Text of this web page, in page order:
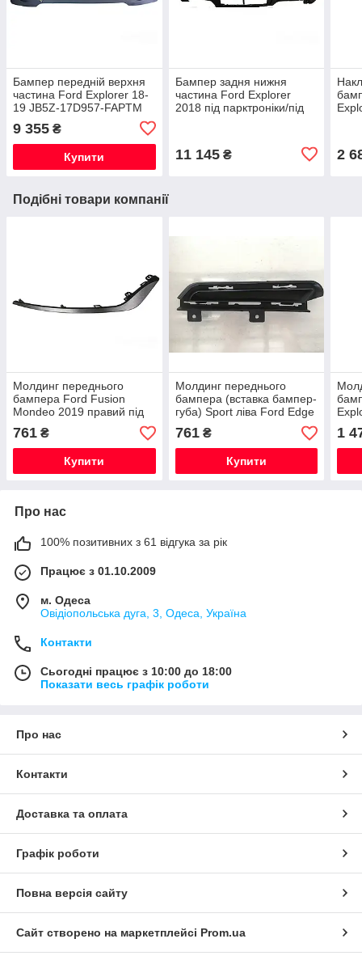
Бампер передній верхня
частина Ford Explorer 18-
19 JB5Z-17D957-FAPTM
9 355 ₴
Купити
Бампер задня нижня
частина Ford Explorer
2018 під парктроніки/під
11 145₴ 2
Подібні товари компанії
Молдинг переднього
бампера Ford Fusion
Mondeo 2019 правий під
птф текстура KS7Z15266-
AA
761 ₴
Купити
Молдинг переднього
бампера (вставка бампер-
губа) Sport ліва Ford Edge
2015-2018 FT4Z17E811CA
761₴
Купити
1
Про нас
100% позитивних з 61 відгука за рік
Працює з 01.10.2009
м. Одеса
Овідіопольська дуга, 3, Одеса, Україна
Контакти
Сьогодні працює з 10:00 до 18:00
Показати весь графік роботи
Про нас
Контакти
Доставка та оплата
Графік роботи
Повна версія сайту
Сайт створено на маркетплейсі Prom.ua